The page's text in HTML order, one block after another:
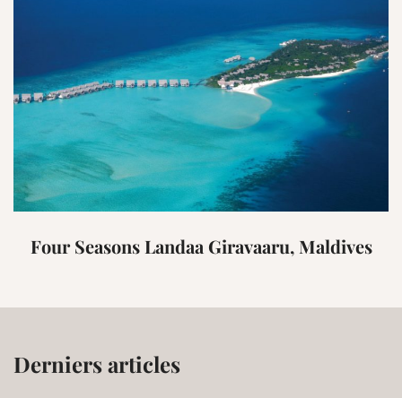
Four Seasons Landaa Giravaaru, Maldives
Derniers articles